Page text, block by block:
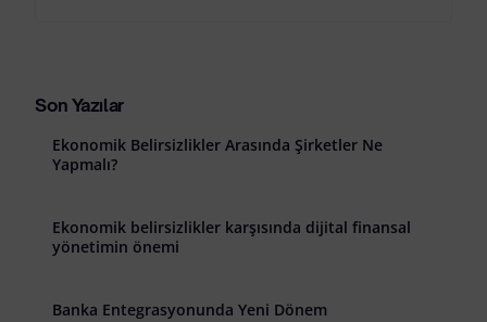
Son Yazılar
Ekonomik Belirsizlikler Arasında Şirketler Ne
Yapmalı?
Ekonomik belirsizlikler karşısında dijital finansal
yönetimin önemi
Banka Entegrasyonunda Yeni Dönem